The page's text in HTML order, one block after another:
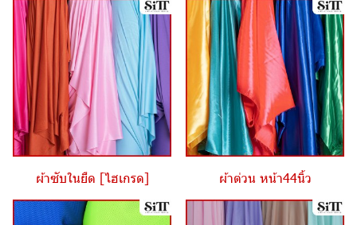
ผ้าซับในยืด [ไฮเกรด] ผ้าต่วน หน้า44นิ้ว